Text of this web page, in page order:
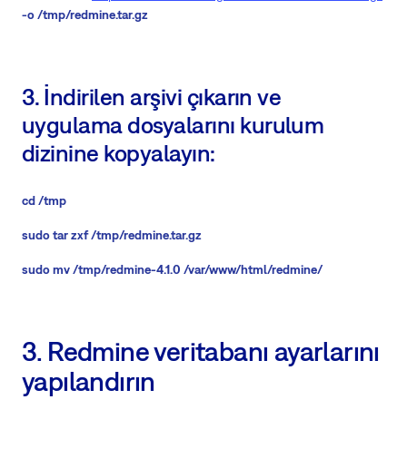
-o /tmp/redmine.tar.gz
3. İndirilen arşivi çıkarın ve
uygulama dosyalarını kurulum
dizinine kopyalayın:
cd /tmp
sudo tar zxf /tmp/redmine.tar.gz
sudo mv /tmp/redmine-4.1.0 /var/www/html/redmine/
3. Redmine veritabanı ayarlarını
yapılandırın